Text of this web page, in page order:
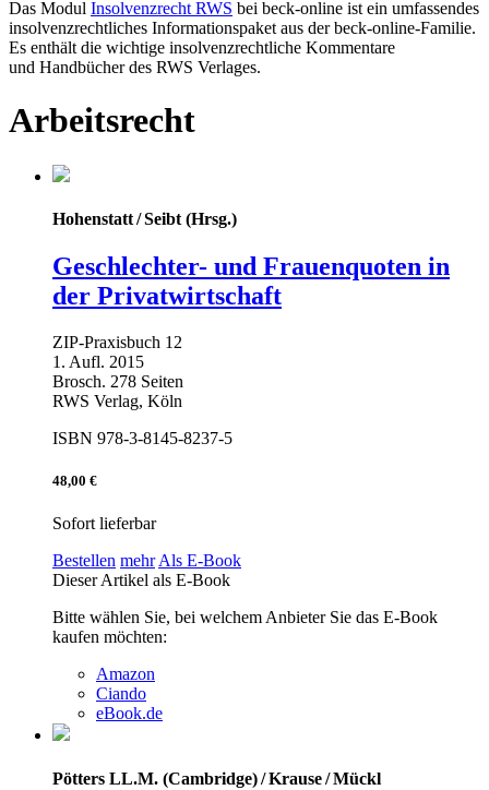
Das Modul Insolvenzrecht RWS bei beck-online ist ein umfassendes
insolvenzrechtliches Informationspaket aus der beck-online-Familie.
Es enthält die wichtige insolvenzrechtliche Kommentare
und Handbücher des RWS Verlages.
Arbeitsrecht
Hohenstatt / Seibt (Hrsg.)
Geschlechter- und Frauenquoten in
der Privatwirtschaft
ZIP-Praxisbuch 12
1. Aufl. 2015
Brosch. 278 Seiten
RWS Verlag, Köln
ISBN 978-3-8145-8237-5
48,00 €
Sofort lieferbar
Bestellen mehr Als E-Book
Dieser Artikel als E-Book
Bitte wählen Sie, bei welchem Anbieter Sie das E-Book
kaufen möchten:
Amazon
Ciando
eBook.de
Pötters LL.M. (Cambridge) / Krause / Mückl